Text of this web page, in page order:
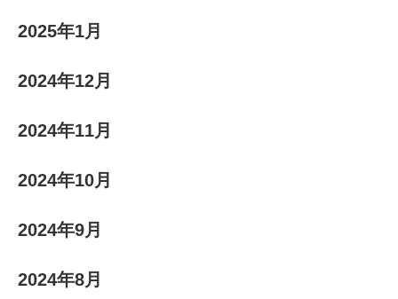
2025年1月
2024年12月
2024年11月
2024年10月
2024年9月
2024年8月